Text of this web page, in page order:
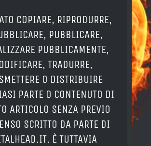
COPIARE, RIPRODURRE,
PUBBLICARE,
PUBBLICAMENTE,
TRADURRE,
O DISTRIBUIRE
PARTE O CONTENUTO DI
ARTICOLO SENZA PREVIO
SCRITTO DA PARTE DI
È TUTTAVIA